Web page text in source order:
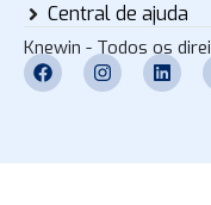
Central de ajuda
Knewin - Todos os